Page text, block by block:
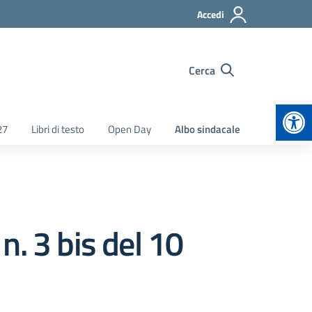
Accedi
Cerca
Libri di testo Open Day Albo sindacale
3 bis del 10